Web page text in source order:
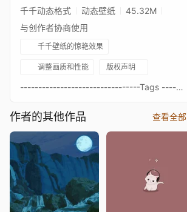
千千动态格式 动态壁纸
45.32M
与创作者协商使用
千千壁纸的惊艳效果
调整画质和性能 版权声明
---------------------------------Tags ---------------------------------- Black hole- Nebula - Stars - Galaxy- Universe- Sun- Planets- Deep Space- Music- Earth- Moon ---------------------------------
作者的其他作品 查看全部